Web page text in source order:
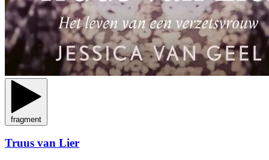
fragment
Truus van Lier